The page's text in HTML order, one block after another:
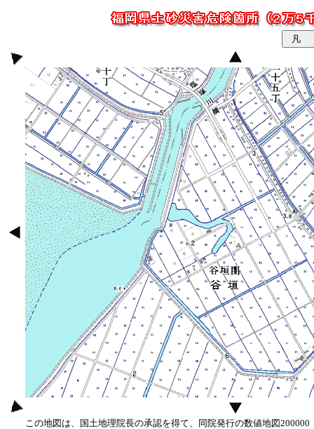
この地図は、国土地理院長の承認を得て、同院発行の数値地図